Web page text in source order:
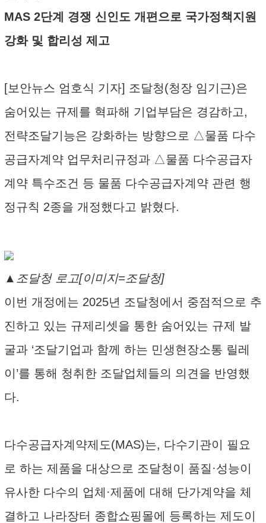
MAS 2단계 경쟁 신인도 개편으로 국가정책지원
강화 및 합리성 제고
[보안뉴스 엄호식 기자] 조달청(청장 임기근)은
숨어있는 규제를 혁파해 기업부담은 경감하고,
전략조달기능은 강화하는 방향으로 △물품 다수
공급자계약 업무처리규정과 △물품 다수공급자
계약 특수조건 등 물품 다수공급자계약 관련 행
정규칙 2종을 개정했다고 밝혔다.
▲조달청 로고[이미지=조달청]
이번 개정에는 2025년 조달청에서 중점적으로 추
진하고 있는 규제리셋을 통한 숨어있는 규제 발
굴과 ‘조달기업과 함께 하는 민생현장소통 릴레
이’를 통해 청취한 조달업체들의 의견을 반영했
다.
다수공급자계약제도(MAS)는, 다수기관이 필요
로 하는 제품을 대상으로 조달청이 품질·성능이
유사한 다수의 업체·제품에 대해 단가계약을 체
결하고 나라장터 종합쇼핑몰에 등록하는 제도이